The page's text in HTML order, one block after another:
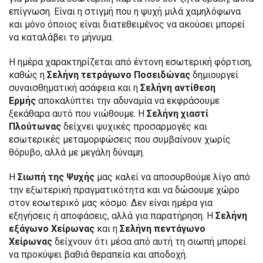
επίγνωση. Είναι η στιγμή που η ψυχή μιλά χαμηλόφωνα
και μόνο όποιος είναι διατεθειμένος να ακούσει μπορεί
να καταλάβει το μήνυμα.
Η ημέρα χαρακτηρίζεται από έντονη εσωτερική φόρτιση,
καθώς η Σελήνη τετράγωνο Ποσειδώνας δημιουργεί
συναισθηματική ασάφεια και η Σελήνη αντίθεση
Ερμής αποκαλύπτει την αδυναμία να εκφράσουμε
ξεκάθαρα αυτό που νιώθουμε. Η Σελήνη χιαστί
Πλούτωνας δείχνει ψυχικές προσαρμογές και
εσωτερικές μεταμορφώσεις που συμβαίνουν χωρίς
θόρυβο, αλλά με μεγάλη δύναμη.
Η Σιωπή της Ψυχής μας καλεί να αποσυρθούμε λίγο από
την εξωτερική πραγματικότητα και να δώσουμε χώρο
στον εσωτερικό μας κόσμο. Δεν είναι ημέρα για
εξηγήσεις ή αποφάσεις, αλλά για παρατήρηση. Η Σελήνη
εξάγωνο Χείρωνας και η Σελήνη πεντάγωνο
Χείρωνας δείχνουν ότι μέσα από αυτή τη σιωπή μπορεί
να προκύψει βαθιά θεραπεία και αποδοχή.